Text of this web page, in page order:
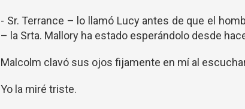
- Sr. Terrance – lo llamó Lucy antes de que el
– la Srta. Mallory ha estado esperándolo desde
Malcolm clavó sus ojos fijamente en mí al
Yo la miré triste.